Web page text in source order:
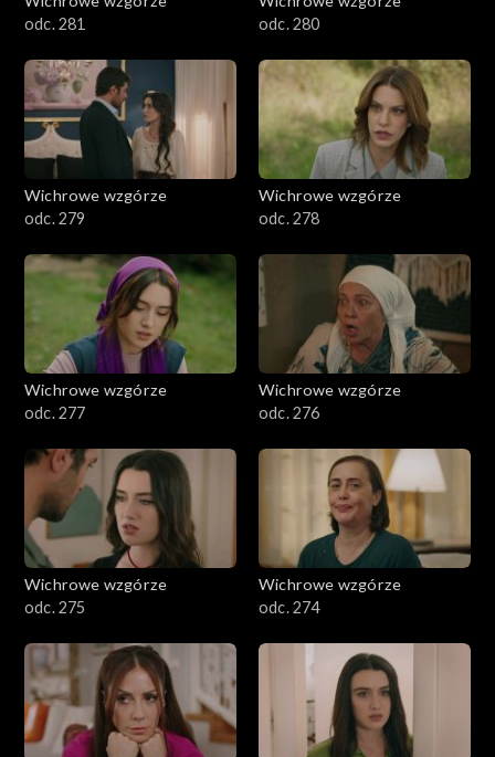
odc. 281
odc. 280
Wichrowe wzgórze
odc. 279
Wichrowe wzgórze
odc. 278
Wichrowe wzgórze
odc. 277
Wichrowe wzgórze
odc. 276
Wichrowe wzgórze
odc. 275
Wichrowe wzgórze
odc. 274